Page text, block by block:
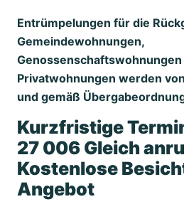
Entrümpelungen für die
Gemeindewohnungen,
Genossenschaftswohnungen
Privatwohnungen werden
und gemäß
Kurzfristige
27 006 Gleich
Kostenlose
Angebot